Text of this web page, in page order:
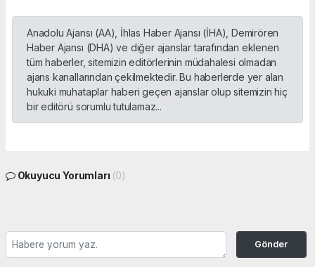
Anadolu Ajansı (AA), İhlas Haber Ajansı (İHA), Demirören
Haber Ajansı (DHA) ve diğer ajanslar tarafından eklenen
tüm haberler, sitemizin editörlerinin müdahalesi olmadan
ajans kanallarından çekilmektedir. Bu haberlerde yer alan
hukuki muhataplar haberi geçen ajanslar olup sitemizin hiç
bir editörü sorumlu tutulamaz...
Okuyucu Yorumları (0)
Gönder